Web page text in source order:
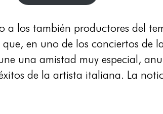
a los también productores del
en uno de los conciertos
una amistad muy especial,
de la artista italiana. La